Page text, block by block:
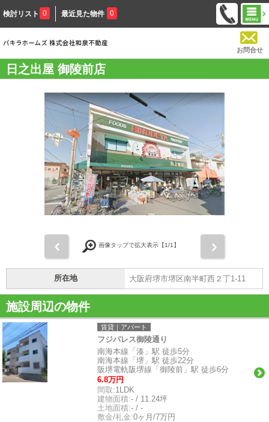
検討リスト 0 最近見た物件 0
お問合せ
日之出屋 御陵前店
画像タップで拡大表示【1/1】
所在地 大阪府堺市堺区南半町西２丁1-11
施設周辺の物件
賃貸｜アパート
フジパレス御陵通り
南海本線「湊」駅 徒歩5分
南海本線「堺」駅 徒歩22分
阪堺電軌阪堺線「御陵前」駅 徒歩6分
6.8万円
間取:1LDK
建物面積:- / 11.24坪
土地面積:- / -
敷金/礼金:0ヶ月/7万円